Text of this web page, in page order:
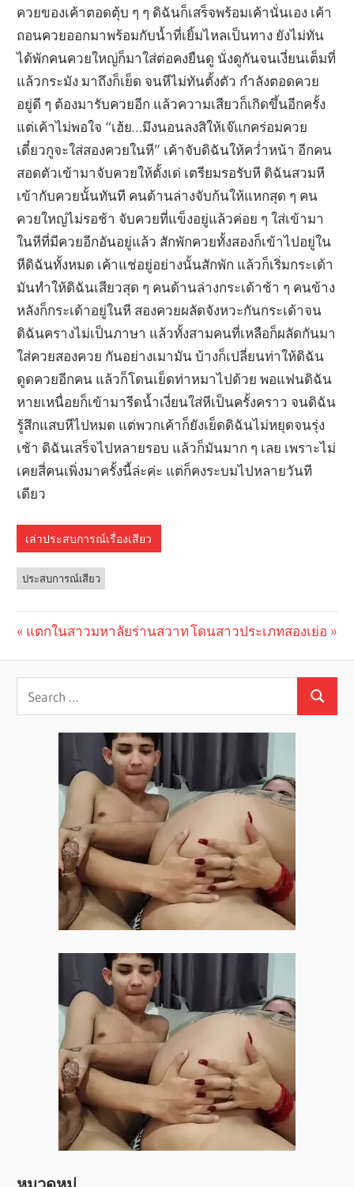
ควยของเค้าตอดตุ้บ ๆ ๆ ดิฉันก็เสร็จพร้อมเค้านั่นเอง เค้า
ถอนควยออกมาพร้อมกับน้ำที่เยิ้มไหลเป็นทาง ยังไม่ทัน
ได้พักคนควยใหญ่ก็มาใส่ต่อคงยืนดู นั่งดูกันจนเงี่ยนเต็มที่
แล้วกระมัง มาถึงก็เย็ด จนหีไม่ทันตั้งตัว กำลังตอดควย
อยู่ดี ๆ ต้องมารับควยอีก แล้วความเสียวก็เกิดขึ้นอีกครั้ง
แต่เค้าไม่พอใจ “เฮ้ย…มึงนอนลงสิให้เจ๊แกคร่อมควย
เดี๋ยวกูจะใส่สองควยในหี” เค้าจับดิฉันให้คว่ำหน้า อีกคน
สอดตัวเข้ามาจับควยให้ตั้งเด่ เตรียมรอรับหี ดิฉันสวมหี
เข้ากับควยนั้นทันที คนด้านล่างจับก้นให้แหกสุด ๆ คน
ควยใหญ่ไม่รอช้า จับควยที่แข็งอยู่แล้วค่อย ๆ ใส่เข้ามา
ในหีที่มีควยอีกอันอยู่แล้ว สักพักควยทั้งสองก็เข้าไปอยู่ใน
หีดิฉันทั้งหมด เค้าแช่อยู่อย่างนั้นสักพัก แล้วก็เริ่มกระเด้า
มันทำให้ดิฉันเสียวสุด ๆ คนด้านล่างกระเด้าช้า ๆ คนข้าง
หลังก็กระเด้าอยู่ในหี สองควยผลัดจังหวะกันกระเด้าจน
ดิฉันครางไม่เป็นภาษา แล้วทั้งสามคนที่เหลือก็ผลัดกันมา
ใส่ควยสองควย กันอย่างเมามัน บ้างก็เปลี่ยนท่าให้ดิฉัน
ดูดควยอีกคน แล้วก็โดนเย็ดท่าหมาไปด้วย พอแฟนดิฉัน
หายเหนื่อยก็เข้ามารีดน้ำเงี่ยนใส่หีเป็นครั้งคราว จนดิฉัน
รู้สึกแสบหีไปหมด แต่พวกเค้าก็ยังเย็ดดิฉันไม่หยุดจนรุ่ง
เช้า ดิฉันเสร็จไปหลายรอบ แล้วก็มันมาก ๆ เลย เพราะไม่
เคยสี่คนเพิ่งมาครั้งนี้ล่ะค่ะ แต่ก็คงระบมไปหลายวันที
เดียว
เล่าประสบการณ์เรื่องเสียว
ประสบการณ์เสียว
navigation
Previous
แตกในสาวมหาลัยร่านสวาทNext
โดนสาวประเภทสองเย่อ